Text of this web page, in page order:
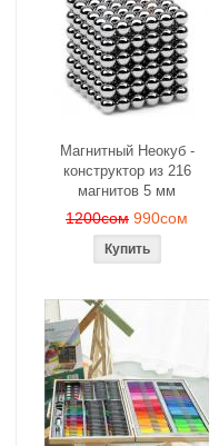
Магнитный Неокуб -
конструктор из 216
магнитов 5 мм
1200сом 990сом